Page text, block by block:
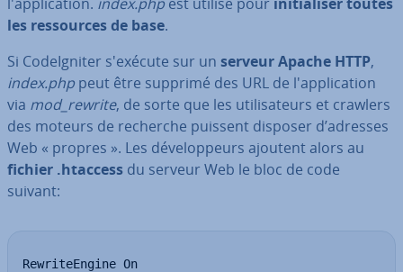
les res­sources de base.
Si Co­deIg­ni­ter s'exécute sur un serveur Apache HTTP,
index.php peut être supprimé des URL de l'ap­pli­ca­tion
via mod_rewrite, de sorte que les uti­li­sa­teurs et crawlers
des moteurs de recherche puissent disposer d’adresses
Web « propres ». Les dé­ve­lop­peurs ajoutent alors au
fichier .htaccess du serveur Web le bloc de code
suivant:
RewriteEngine On